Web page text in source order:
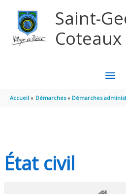
Saint-
Coteaux
MENU
Accueil Démarches Démarches
État civil